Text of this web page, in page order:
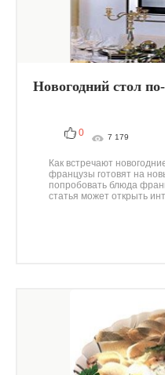
Новогодний стол
0 7 179
Как встречают
французы готовят на
попробовать блюда
статья может открыть